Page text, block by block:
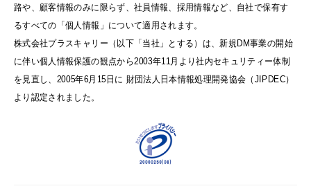
路や、顧客情報のみに限らず、社員情報、採用情報など、自社で保有す
るすべての「個人情報」について適用されます。
株式会社プラスキャリー（以下「当社」とする）は、新規DM事業の開始
に伴い個人情報保護の観点から2003年11月より社内セキュリティー体制
を見直し、2005年6月15日に 財団法人日本情報処理開発協会（JIPDEC）
より認定されました。